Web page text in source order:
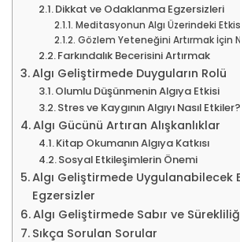
Dikkat ve Odaklanma Egzersizleri
Meditasyonun Algı Üzerindeki
Gözlem Yeteneğini Artırmak İçin
Farkındalık Becerisini Artırmak
Algı Geliştirmede Duyguların Rolü
Olumlu Düşünmenin Algıya Etkisi
Stres ve Kaygının Algıyı Nasıl Etkiler?
Algı Gücünü Artıran Alışkanlıklar
Kitap Okumanın Algıya Katkısı
Sosyal Etkileşimlerin Önemi
Algı Geliştirmede Uygulanabilecek
Egzersizler
Algı Geliştirmede Sabır ve
Sıkça Sorulan Sorular